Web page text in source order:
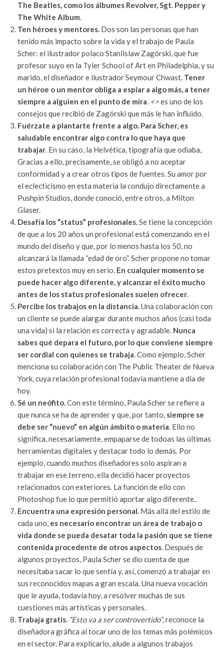
The Beatles, como los álbumes Revolver, Sgt. Pepper y
The White Album.
Ten héroes y mentores. Dos son las personas que han
tenido más impacto sobre la vida y el trabajo de Paula
Scher: el ilustrador polaco Stanlislaw Zagórski, que fue
profesor suyo en la Tyler School of Art en Philadelphia, y su
marido, el diseñador e ilustrador Seymour Chwast. Tener
un héroe o un mentor obliga a espiar a algo más, a tener
siempre a alguien en el punto de mira. <>es uno de los
consejos que recibió de Zagórski que más le han influido.
Fuérzate a plantarte frente a algo. Para Scher, es
saludable encontrar algo contra lo que haya que
trabajar. En su caso, la Helvética, tipografía que odiaba,
Gracias a ello, precisamente, se obligó a no aceptar
conformidad y a crear otros tipos de fuentes. Su amor por
el eclecticismo en esta materia la condujo directamente a
Pushpin Studios, donde conoció, entre otros, a Milton
Glaser.
Desafía los “status” profesionales.Se tiene la concepción
de que a los 20 años un profesional está comenzando en el
mundo del diseño y que, por lo menos hasta los 50, no
alcanzará la llamada “edad de oro”. Scher propone no tomar
estos pretextos muy en serio. En cualquier momento se
puede hacer algo diferente, y alcanzar el éxito mucho
antes de los status profesionales suelen ofrecer.
Percibe los trabajos en la distancia.Una colaboración con
un cliente se puede alargar durante muchos años (casi toda
una vida) si la relación es correcta y agradable. Nunca
sabes qué depara el futuro, por lo que conviene siempre
ser cordial con quienes se trabaja. Como ejemplo, Scher
menciona su colaboración con The Public Theater de Nueva
York, cuya relación profesional todavía mantiene a día de
hoy.
Sé un neófito.Con este término, Paula Scher se refiere a
que nunca se ha de aprender y que, por tanto, siempre se
debe ser “nuevo” en algún ámbito o materia. Ello no
significa, necesariamente, empaparse de todoas las últimas
herramientas digitales y destacar todo lo demás. Por
ejemplo, cuando muchos diseñadores solo aspiran a
trabajar en ese terreno, ella decidió hacer proyectos
relacionados con exteriores. La función de ello con
Photoshop fue lo que permitió aportar algo diferente..
Encuentra una expresión personal. Más allá del estilo de
cada uno, es necesario encontrar un área de trabajo o
vida donde se pueda desatar toda la pasión que se tiene
contenida procedente de otros aspectos. Después de
algunos proyectos, Paula Scher se dio cuenta de que
necesitaba sacar lo que sentía y, así, comenzó a trabajar en
sus reconocidos mapas a gran escala. Una nueva vocación
que le ayuda, todavía hoy, a resolver muchas de sus
cuestiones más artísticas y personales.
Trabaja gratis. “Esto va a ser controvertido”, reconoce la
diseñadora gráfica al tocar uno de los temas más polémicos
en el sector. Para explicarlo, alude a algunos trabajos